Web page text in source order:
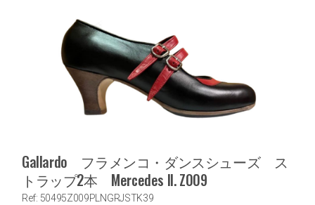
Gallardo フラメンコ・ダンスシューズ ス
トラップ2本 Mercedes II. Z009
Ref: 50495Z009PLNGRJSTK39